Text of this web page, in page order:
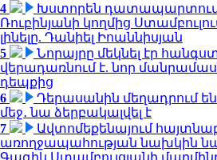
4
Խստորեն դատապարտում
Ռուբինյանի կողմից
լինելը. Դանիել Իոաննիսյան
5
Նորայրը մեկնել էր
վերադառնում է. նոր
դեպքից
6
Դերասանին մեղադրում
մեջ․ նա ձերբակալվել է
7
Ավտոմեքենայում
առողջապահության նախկին
Գագիկ Ստամբուլցյանի